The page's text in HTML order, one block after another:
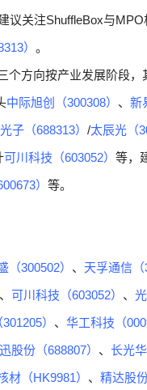
议关注ShuffleBox与MPO
） 。
个方向按产业发展阶段
中际旭创（300308） 、 新
子（688313） /太辰光（
可川科技（603052） 等，
） 等。
（300502） 、 天孚通信（
、 可川科技（603052） 、
） 、 华工科技（
股份（688807） 、 长光
材（HK9981） 、 精达股